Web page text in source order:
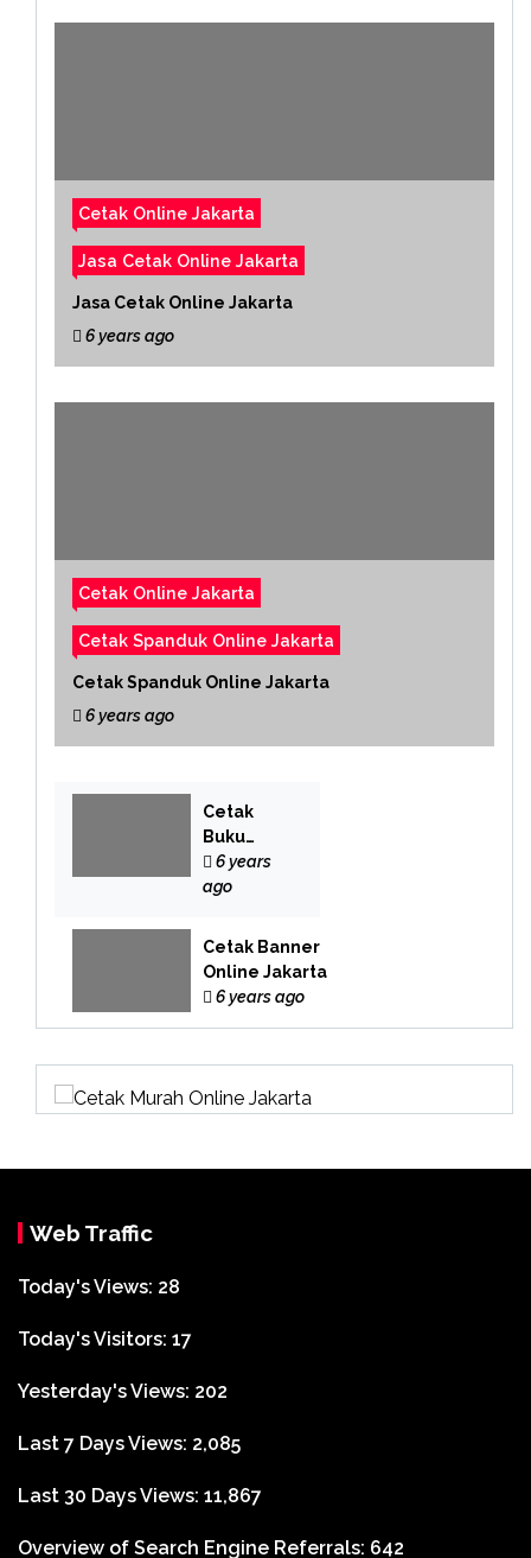
Cetak Online Jakarta
Jasa Cetak Online Jakarta
Jasa Cetak Online Jakarta
6 years ago
Cetak Online Jakarta
Cetak Spanduk Online Jakarta
Cetak Spanduk Online Jakarta
6 years ago
Cetak
Buku
Yasin
Online
6 years
ago
Cetak Banner
Online Jakarta
6 years ago
Web Traffic
Today's Views: 28
Today's Visitors: 17
Yesterday's Views: 202
Last 7 Days Views: 2,085
Last 30 Days Views: 11,867
Overview of Search Engine Referrals: 642